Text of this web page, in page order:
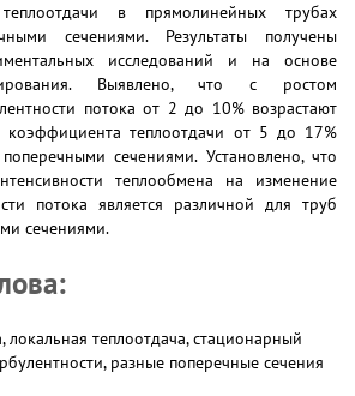
в прямолинейных трубах
сечениями. Результаты получены
исследований и на основе
Выявлено, что с ростом
потока от 2 до 10% возрастают
коэффициента теплоотдачи от 5 до 17%
сечениями. Установлено, что
теплообмена на изменение
потока является различной для труб
сечениями.
локальная теплоотдача, стационарный
разные поперечные сечения